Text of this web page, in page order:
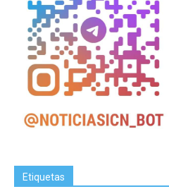
Etiquetas